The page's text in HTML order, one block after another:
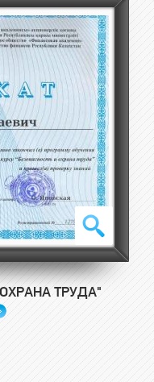
ТРУДА"